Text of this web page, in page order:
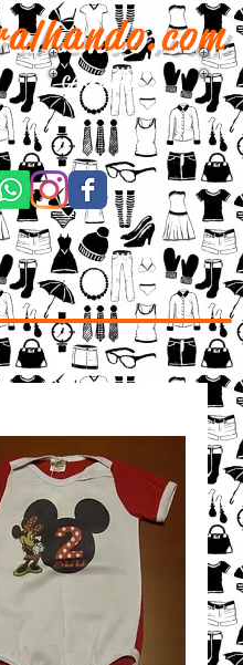
CARRINHO: